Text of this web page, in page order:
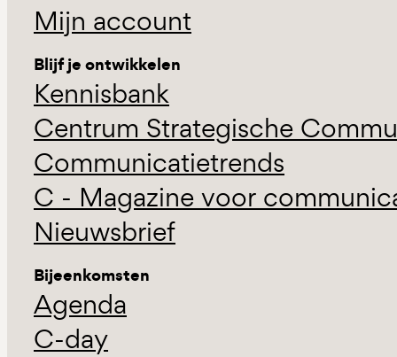
Mijn account
Blijf je ontwikkelen
Kennisbank
Centrum Strategische
Communicatietrends
C - Magazine voor
Nieuwsbrief
Bijeenkomsten
Agenda
C-day